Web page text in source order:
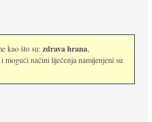
kao što su: zdrava hrana,
mogući načini liječenja namijenjeni su